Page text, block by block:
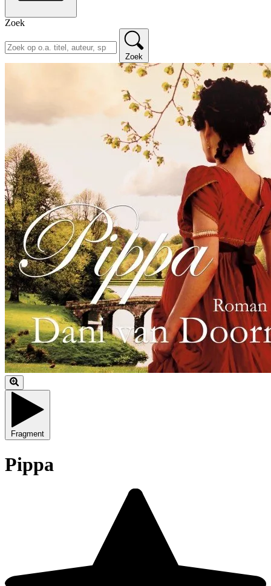
Zoek
Zoek
Fragment
Pippa